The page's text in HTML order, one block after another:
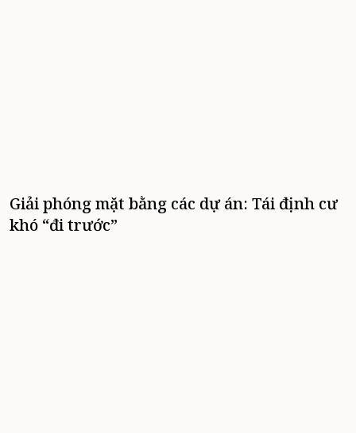
Giải phóng mặt bằng các dự án: Tái định cư
khó “đi trước”